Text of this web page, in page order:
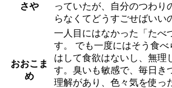
さや
っていたが、自分のつわり
らなくてどうすごせばいい
おおこま
め
一人目にはなかった「たべ
す。 でも一度にはそう食
はして食欲はないし、無理
す。臭いも敏感で、毎日
理解があり、色々気を使っ